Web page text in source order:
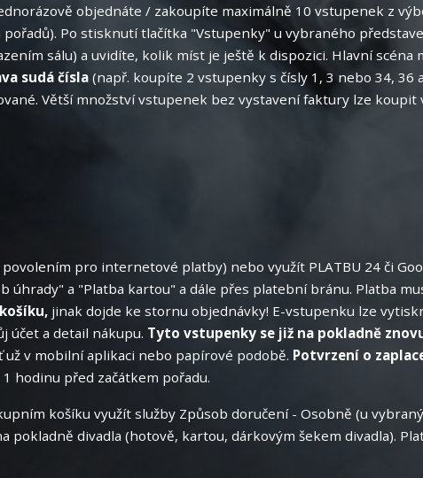
objednáte / zakoupíte maximálně 10 vstupenek z
Po stisknutí tlačítka "Vstupenky" u vybraného
sálu) a uvidíte, kolik míst je ještě k dispozici. Hlavní scéna
sudá čísla (např. koupíte 2 vstupenky s čísly 1, 3 nebo 34, 36
Větší množství vstupenek bez vystavení faktury lze koupit
pro internetové platby) nebo využít PLATBU 24 či
úhrady" a "Platba kartou" a dále přes platební bránu. Platba
jinak dojde ke stornu objednávky! E-vstupenku lze
účet a detail nákupu. Tyto vstupenky se již na pokladně
v mobilní aplikaci nebo papírové podobě. Potvrzení o
hodinu před začátkem pořadu.
košíku využít služby Způsob doručení - Osobně (u
pokladně divadla (hotově, kartou, dárkovým šekem divadla).